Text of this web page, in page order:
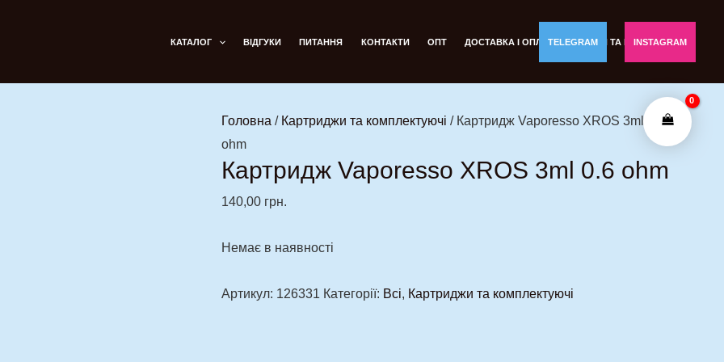
КАТАЛОГ ВІДГУКИ ПИТАННЯ КОНТАКТИ ОПТ ДОСТАВКА І ОПЛАТА ОБМІН ТА ПОВЕРНЕННЯ
TELEGRAM INSTAGRAM
Головна / Картриджи та комплектуючі / Картридж Vaporesso XROS 3ml 0.6
ohm
Картридж Vaporesso XROS 3ml 0.6 ohm
140,00 грн.
Немає в наявності
Артикул: 126331 Категорії: Всі, Картриджи та комплектуючі